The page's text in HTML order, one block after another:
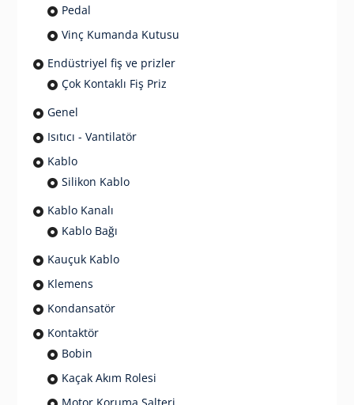
Pedal
Vinç Kumanda Kutusu
Endüstriyel fiş ve prizler
Çok Kontaklı Fiş Priz
Genel
Isıtıcı - Vantilatör
Kablo
Silikon Kablo
Kablo Kanalı
Kablo Bağı
Kauçuk Kablo
Klemens
Kondansatör
Kontaktör
Bobin
Kaçak Akım Rolesi
Motor Koruma Şalteri